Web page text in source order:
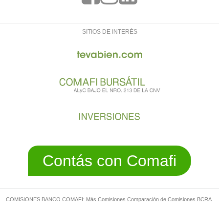
SITIOS DE INTERÉS
Contás con Comafi
COMISIONES BANCO COMAFI: Más Comisiones Comparación de Comisiones BCRA